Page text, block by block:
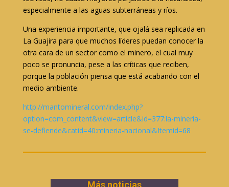
especialmente a las aguas subterráneas y ríos.
Una experiencia importante, que ojalá sea replicada en
La Guajira para que muchos líderes puedan conocer la
otra cara de un sector como el minero, el cual muy
poco se pronuncia, pese a las críticas que reciben,
porque la población piensa que está acabando con el
medio ambiente.
http://mantomineral.com/index.php?
option=com_content&view=article&id=377:la-mineria-
se-defiende&catid=40:mineria-nacional&Itemid=68
Más noticias